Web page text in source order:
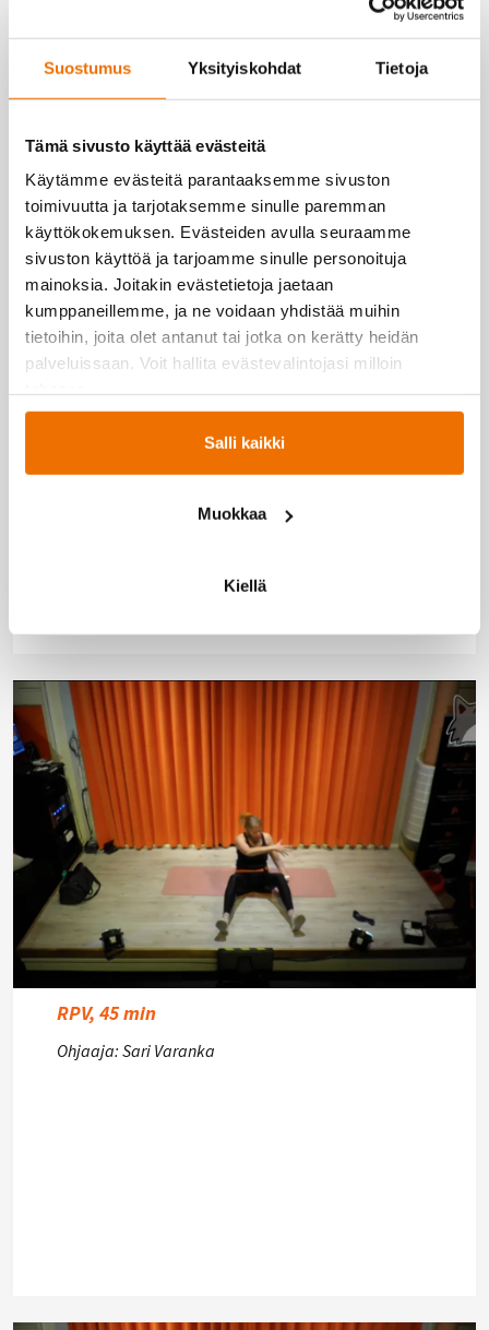
Suostumus Yksityiskohdat Tietoja
Tämä sivusto käyttää evästeitä
Käytämme evästeitä parantaaksemme sivuston
toimivuutta ja tarjotaksemme sinulle paremman
käyttökokemuksen. Evästeiden avulla seuraamme
sivuston käyttöä ja tarjoamme sinulle personoituja
mainoksia. Joitakin evästetietoja jaetaan
kumppaneillemme, ja ne voidaan yhdistää muihin
tietoihin, joita olet antanut tai jotka on kerätty heidän
palveluissaan. Voit hallita evästevalintojasi milloin
Salli kaikki
Muokkaa
Kiellä
RPV, 45 min
Ohjaaja: Heini Lehtosaari
RPV, 45 min
Ohjaaja: Sari Varanka